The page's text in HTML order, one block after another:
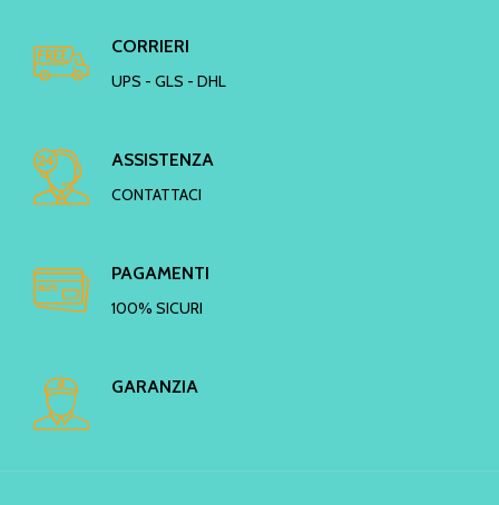
CORRIERI
UPS - GLS - DHL
ASSISTENZA
CONTATTACI
PAGAMENTI
100% SICURI
GARANZIA